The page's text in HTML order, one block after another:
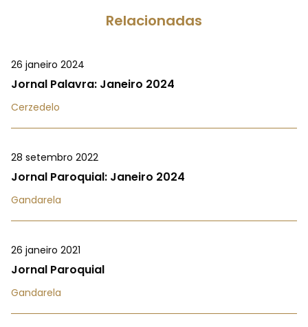
Relacionadas
26 janeiro 2024
Jornal Palavra: Janeiro 2024
Cerzedelo
28 setembro 2022
Jornal Paroquial: Janeiro 2024
Gandarela
26 janeiro 2021
Jornal Paroquial
Gandarela